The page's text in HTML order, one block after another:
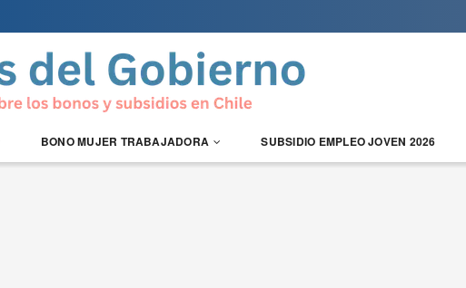
BONO MUJER TRABAJADORA SUBSIDIO EMPLEO JOVEN 2026